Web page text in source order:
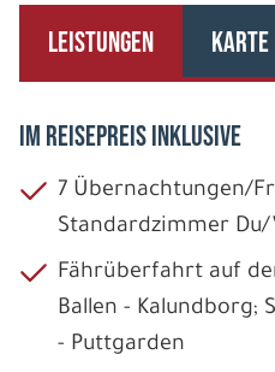
LEISTUNGEN KARTE
IM REISEPREIS INKLUSIVE
7 Übernachtungen/
Standardzimmer Du/
Fährüberfahrt auf
Ballen - Kalundborg;
- Puttgarden